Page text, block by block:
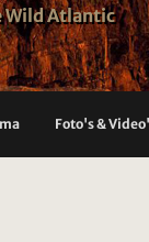
Wild Atlantic
Foto's &